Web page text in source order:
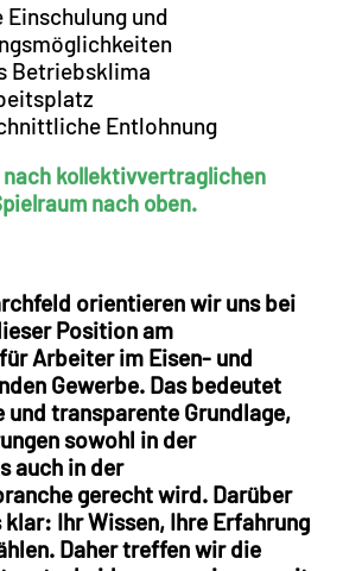
Einschulung und
Betriebsklima
Entlohnung
nach kollektivvertraglichen
nach oben.
orientieren wir uns bei
Position am
Arbeiter im Eisen- und
Gewerbe. Das bedeutet
transparente Grundlage,
sowohl in der
auch in der
gerecht wird. Darüber
Ihr Wissen, Ihre Erfahrung
Daher treffen wir die